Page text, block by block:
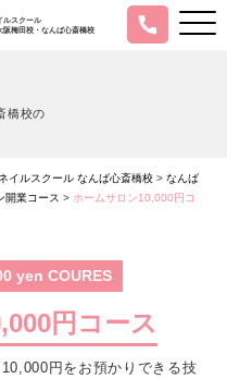
ルスクール
阪梅田校・なんば心斎橋校
橋校の
イルスクール なんば心斎橋校 >なんば
開業コース > ホームサロン10,000円コ
yen COURES
円コース
円をお預かりできる技